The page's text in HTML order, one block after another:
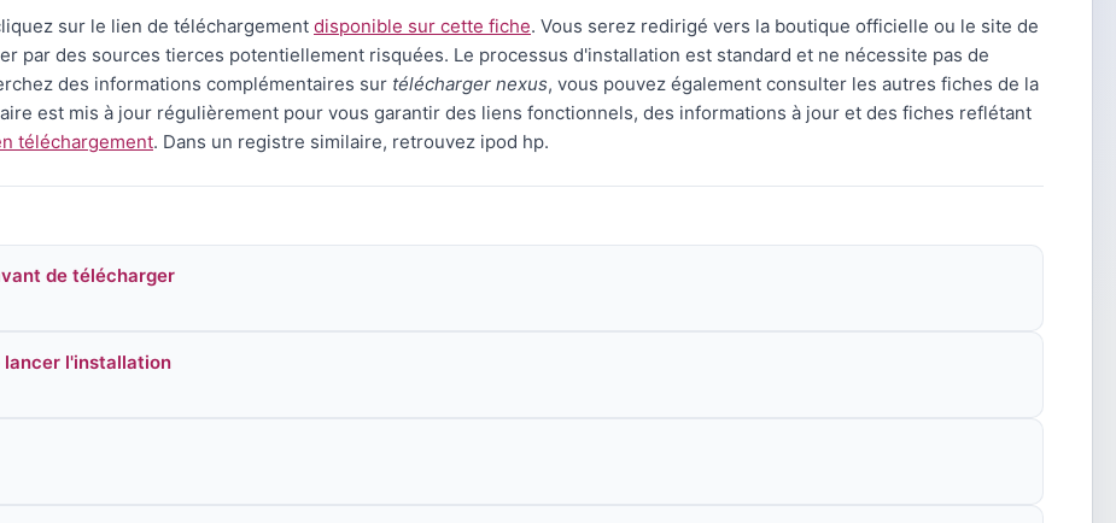
sur le lien de téléchargement disponible sur cette fiche. Vous serez redirigé vers la boutique officielle ou le site de
par des sources tierces potentiellement risquées. Le processus d'installation est standard et ne nécessite pas de
des informations complémentaires sur télécharger nexus, vous pouvez également consulter les autres fiches de la
est mis à jour régulièrement pour vous garantir des liens fonctionnels, des informations à jour et des fiches reflétant
téléchargement. Dans un registre similaire, retrouvez ipod hp.
de télécharger
l'installation